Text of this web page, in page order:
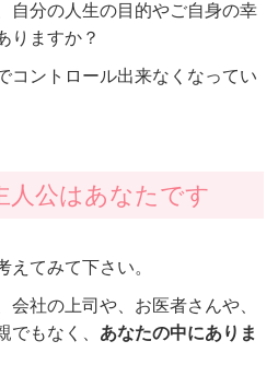
自分の人生の目的やご自身の幸
りますか？
コントロール出来なくなってい
人公はあなたです
えてみて下さい。
、会社の上司や、お医者さんや、
でもなく、 あなたの中にありま